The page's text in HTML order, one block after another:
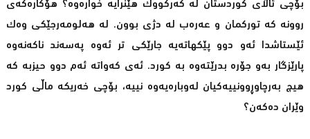
بۆچی ئاڵای كوردستان لە كەركووك هێنرایە خوارەوە؟ هۆكارەكەی
روونە كە توركمان و عەرەب لە دژی بوون. لە هەلومەرجێكی وەك
ئێستاشدا ئەو دوو پێكهاتەیە جارێكی تر ئەوە پەسەند ناكەنەوە
پارێزگار بەو جۆرە بدرێتەوە بە كورد. ئەی كەواتە ئەم دوو حیزبە كە
هیچ بەرچاوڕوونییەكیان لەوبارەیەوە نییە، بۆچی خەریكە ماڵی كورد
وێران دەكەن؟